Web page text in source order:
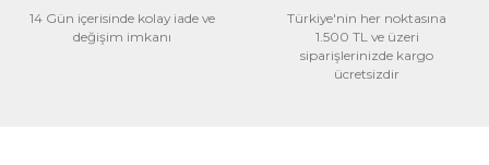
14 Gün içerisinde kolay iade ve
değişim imkanı
Türkiye'nin her noktasına
1.500 TL ve üzeri
siparişlerinizde kargo
ücretsizdir